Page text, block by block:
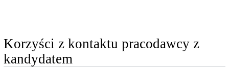
Korzyści z kontaktu pracodawcy z
kandydatem